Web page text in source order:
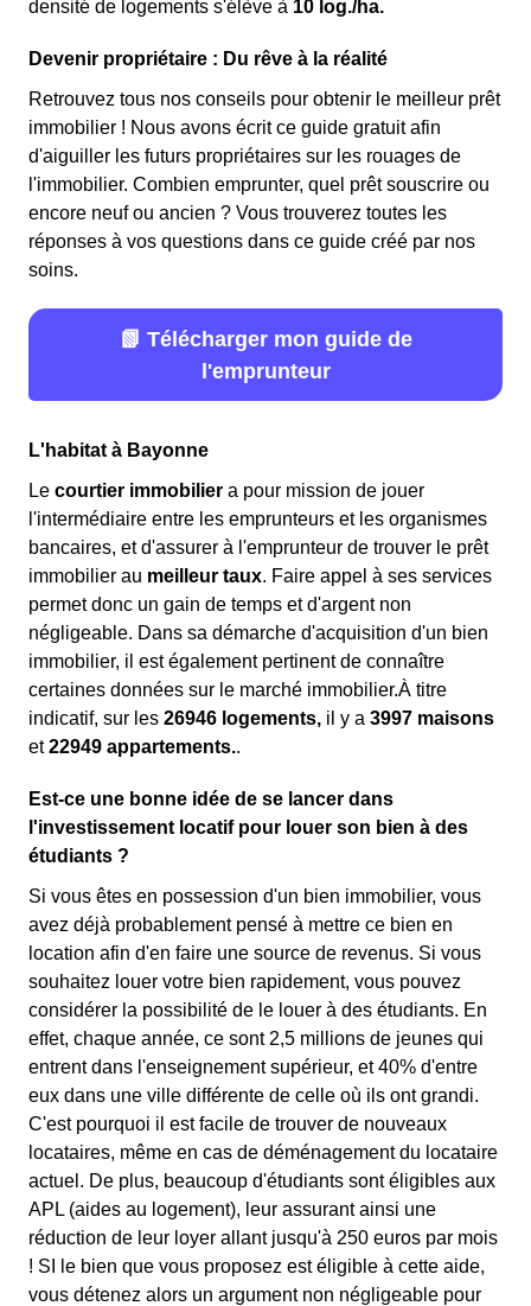
densité de logements s'élève à 10 log./ha.
Devenir propriétaire : Du rêve à la réalité
Retrouvez tous nos conseils pour obtenir le meilleur prêt
immobilier ! Nous avons écrit ce guide gratuit afin
d'aiguiller les futurs propriétaires sur les rouages de
l'immobilier. Combien emprunter, quel prêt souscrire ou
encore neuf ou ancien ? Vous trouverez toutes les
réponses à vos questions dans ce guide créé par nos
soins.
📗 Télécharger mon guide de
l'emprunteur
L'habitat à Bayonne
Le courtier immobilier a pour mission de jouer
l'intermédiaire entre les emprunteurs et les organismes
bancaires, et d'assurer à l'emprunteur de trouver le prêt
immobilier au meilleur taux. Faire appel à ses services
permet donc un gain de temps et d'argent non
négligeable. Dans sa démarche d'acquisition d'un bien
immobilier, il est également pertinent de connaître
certaines données sur le marché immobilier.À titre
indicatif, sur les 26946 logements, il y a 3997 maisons
et22949 appartements..
Est-ce une bonne idée de se lancer dans
l'investissement locatif pour louer son bien à des
étudiants ?
Si vous êtes en possession d'un bien immobilier, vous
avez déjà probablement pensé à mettre ce bien en
location afin d'en faire une source de revenus. Si vous
souhaitez louer votre bien rapidement, vous pouvez
considérer la possibilité de le louer à des étudiants. En
effet, chaque année, ce sont 2,5 millions de jeunes qui
entrent dans l'enseignement supérieur, et 40% d'entre
eux dans une ville différente de celle où ils ont grandi.
C'est pourquoi il est facile de trouver de nouveaux
locataires, même en cas de déménagement du locataire
actuel. De plus, beaucoup d'étudiants sont éligibles aux
APL (aides au logement), leur assurant ainsi une
réduction de leur loyer allant jusqu'à 250 euros par mois
! SI le bien que vous proposez est éligible à cette aide,
vous détenez alors un argument non négligeable pour